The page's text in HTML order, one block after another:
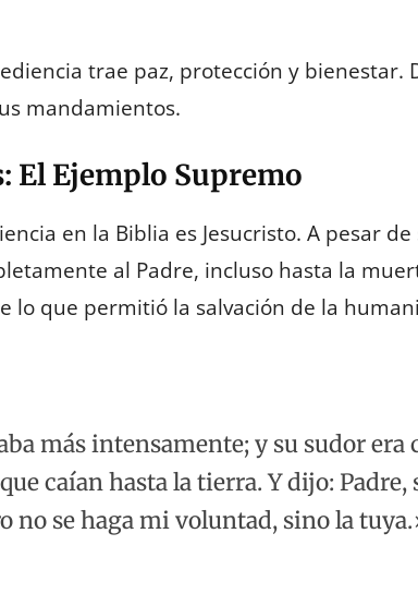
trae paz, protección y bienestar.
mandamientos.
El Ejemplo Supremo
en la Biblia es Jesucristo. A pesar
al Padre, incluso hasta la
lo que permitió la salvación de la
más intensamente; y su sudor era
caían hasta la tierra. Y dijo: Padre,
no se haga mi voluntad, sino la